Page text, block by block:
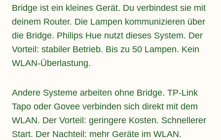
Bridge ist ein kleines Gerät. Du verbindest sie mit
deinem Router. Die Lampen kommunizieren über
die Bridge. Philips Hue nutzt dieses System. Der
Vorteil: stabiler Betrieb. Bis zu 50 Lampen. Kein
WLAN-Überlastung.
Andere Systeme arbeiten ohne Bridge. TP-Link
Tapo oder Govee verbinden sich direkt mit dem
WLAN. Der Vorteil: geringere Kosten. Schnellerer
Start. Der Nachteil: mehr Geräte im WLAN.